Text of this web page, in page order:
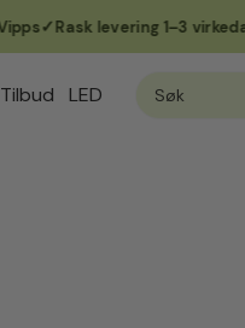
Rask levering 1–3 virkedager
Tilbud LED
Søk
etter: